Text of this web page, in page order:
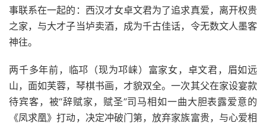
事联系在一起的：西汉才女卓文君为了追求真爱，离开权贵
之家，与大才子当垆卖酒，成为千古佳话，令无数文人墨客
神往。
两千多年前，临邛（现为邛崃）富家女，卓文君，眉如远
山，面如芙蓉，琴棋书画，才貌双全。一次其父在家设宴款
待宾客，被“辞赋家，赋圣”司马相如一曲大胆表露爱意的
《凤求凰》打动，决定冲破门第，放弃家族富贵，与心爱相